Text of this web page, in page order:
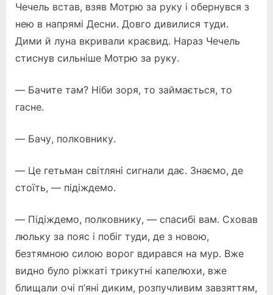
Чечель встав, взяв Мотрю за руку і обернувся з
нею в напрямі Десни. Довго дивилися туди.
Дими й луна вкривали краєвид. Нараз Чечель
стиснув сильніше Мотрю за руку.
— Бачите там? Ніби зоря, то займається, то
гасне.
— Бачу, полковнику.
— Це гетьман світляні сигнали дає. Знаємо, де
стоїть, — підіждемо.
— Підіждемо, полковнику, — спасибі вам. Сховав
люльку за пояс і побіг туди, де з новою,
безтямною силою ворог вдирався на мур. Вже
видно було ріжкаті трикутні капелюхи, вже
блищали очі п’яні диким, розпучливим завзяттям,